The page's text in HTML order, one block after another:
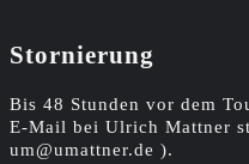
Stornierung
Bis 48 Stunden vor dem
E-Mail bei Ulrich Mattner
um@umattner.de ).